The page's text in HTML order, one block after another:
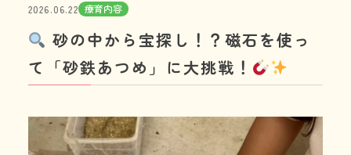
施設紹介
1日の流れ
利用の流れ
2026.06.22 療育内容
砂の中から宝探し！？磁石を使っ
て「砂鉄あつめ」に大挑戦！